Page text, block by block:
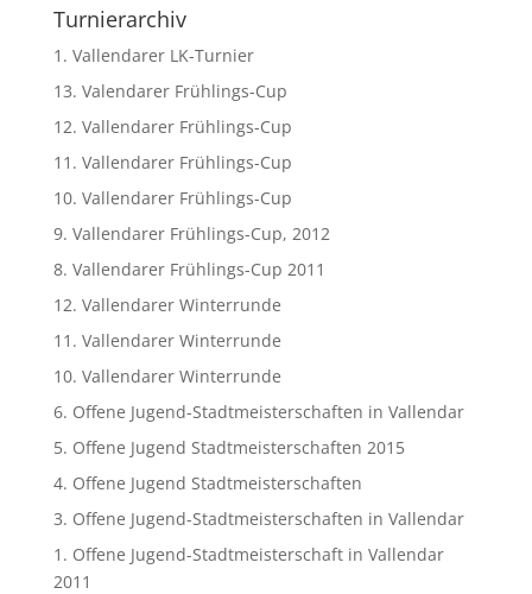
Turnierarchiv
1. Vallendarer LK-Turnier
13. Valendarer Frühlings-Cup
12. Vallendarer Frühlings-Cup
11. Vallendarer Frühlings-Cup
10. Vallendarer Frühlings-Cup
9. Vallendarer Frühlings-Cup, 2012
8. Vallendarer Frühlings-Cup 2011
12. Vallendarer Winterrunde
11. Vallendarer Winterrunde
10. Vallendarer Winterrunde
6. Offene Jugend-Stadtmeisterschaften in Vallendar
5. Offene Jugend Stadtmeisterschaften 2015
4. Offene Jugend Stadtmeisterschaften
3. Offene Jugend-Stadtmeisterschaften in Vallendar
1. Offene Jugend-Stadtmeisterschaft in Vallendar
2011